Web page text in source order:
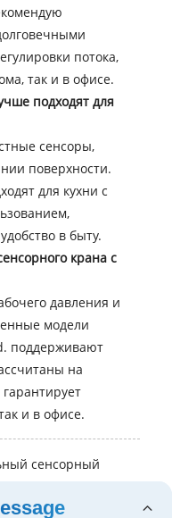
потока,
так и в офисе.
подходят для
сенсоры,
поверхности.
для кухни с
в быту.
крана с
давления и
модели
поддерживают
на
и в офисе.
сенсорный
долго и
обратитесь